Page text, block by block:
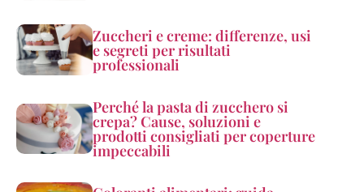
Zuccheri e creme: differenze, usi
e segreti per risultati
professionali
Perché la pasta di zucchero si
crepa? Cause, soluzioni e
prodotti consigliati per coperture
impeccabili